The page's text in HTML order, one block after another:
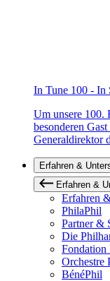
In Tune 100 - In
Um unsere 100.
besonderen
Generaldirektor
Erfahren &
Erfahren &
Erfahren
PhilaPhil
Partner &
Die
Fondation
Orchestre
BénéPhil